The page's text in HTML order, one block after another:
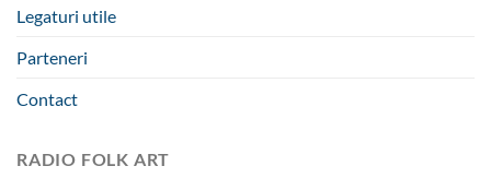
Legaturi utile
Parteneri
Contact
RADIO FOLK ART